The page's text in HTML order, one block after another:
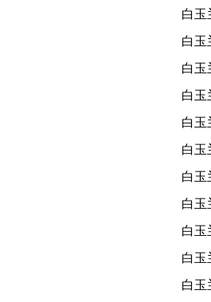
白玉
白玉
白玉
白玉
白玉
白玉
白玉
白玉
白玉
白玉
白玉